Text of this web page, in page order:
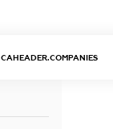
CAHEADER.COMPANIES